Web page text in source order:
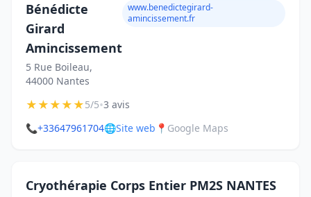
Bénédicte
Girard
Amincissement
5 Rue Boileau,
44000 Nantes
www.benedictegirard-
amincissement.fr
★★★★★5/5•3 avis
📞+33647961704🌐Site web 📍 Google Maps
Cryothérapie Corps Entier PM2S NANTES